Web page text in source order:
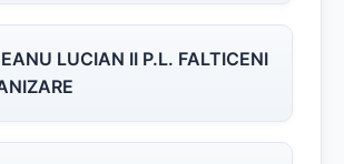
LUCIAN II P.L. FALTICENI